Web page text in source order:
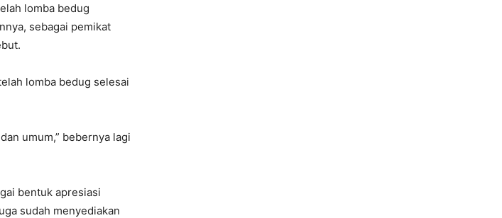
lomba bedug
sebagai pemikat
lomba bedug selesai
umum,” bebernya lagi
bentuk apresiasi
sudah menyediakan